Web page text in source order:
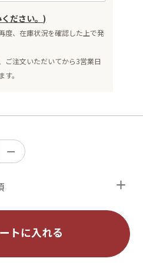
ださい。)
度、在庫状況を確認した上で発
ご注文いただいてから3営業日
。
ー
トに入れる